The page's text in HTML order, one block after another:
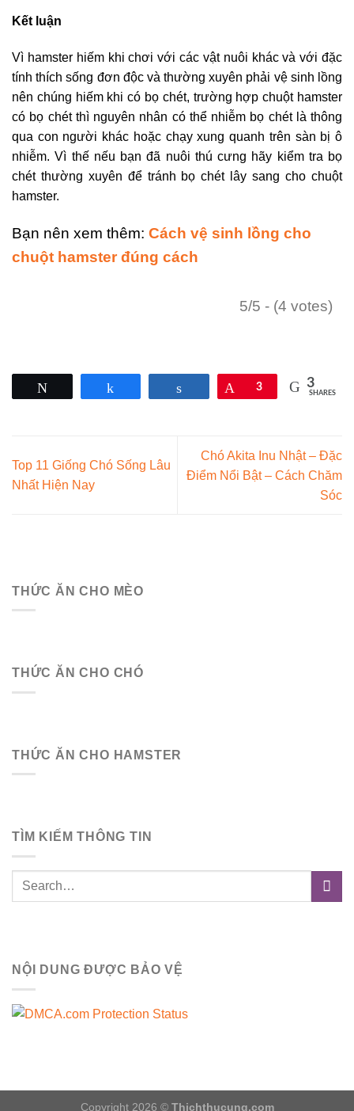
Kết luận
Vì hamster hiếm khi chơi với các vật nuôi khác và với đặc
tính thích sống đơn độc và thường xuyên phải vệ sinh lồng
nên chúng hiếm khi có bọ chét, trường hợp chuột hamster
có bọ chét thì nguyên nhân có thể nhiễm bọ chét là thông
qua con người khác hoặc chạy xung quanh trên sàn bị ô
nhiễm. Vì thế nếu bạn đã nuôi thú cưng hãy kiểm tra bọ
chét thường xuyên để tránh bọ chét lây sang cho chuột
hamster.
Bạn nên xem thêm: Cách vệ sinh lồng cho
chuột hamster đúng cách
5/5 - (4 votes)
Pin
3 3
SHARES
Top 11 Giống Chó Sống Lâu
Nhất Hiện Nay
Chó Akita Inu Nhật – Đặc
Điểm Nổi Bật – Cách Chăm
Sóc
THỨC ĂN CHO MÈO
THỨC ĂN CHO CHÓ
THỨC ĂN CHO HAMSTER
TÌM KIẾM THÔNG TIN
NỘI DUNG ĐƯỢC BẢO VỆ
Copyright 2026 © Thichthucung.com